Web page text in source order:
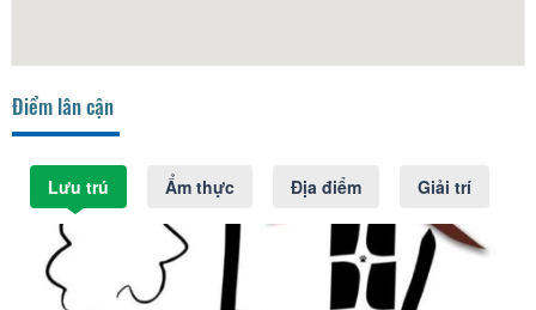
Điểm lân cận
Lưu trú Ẩm thực Địa điểm Giải trí